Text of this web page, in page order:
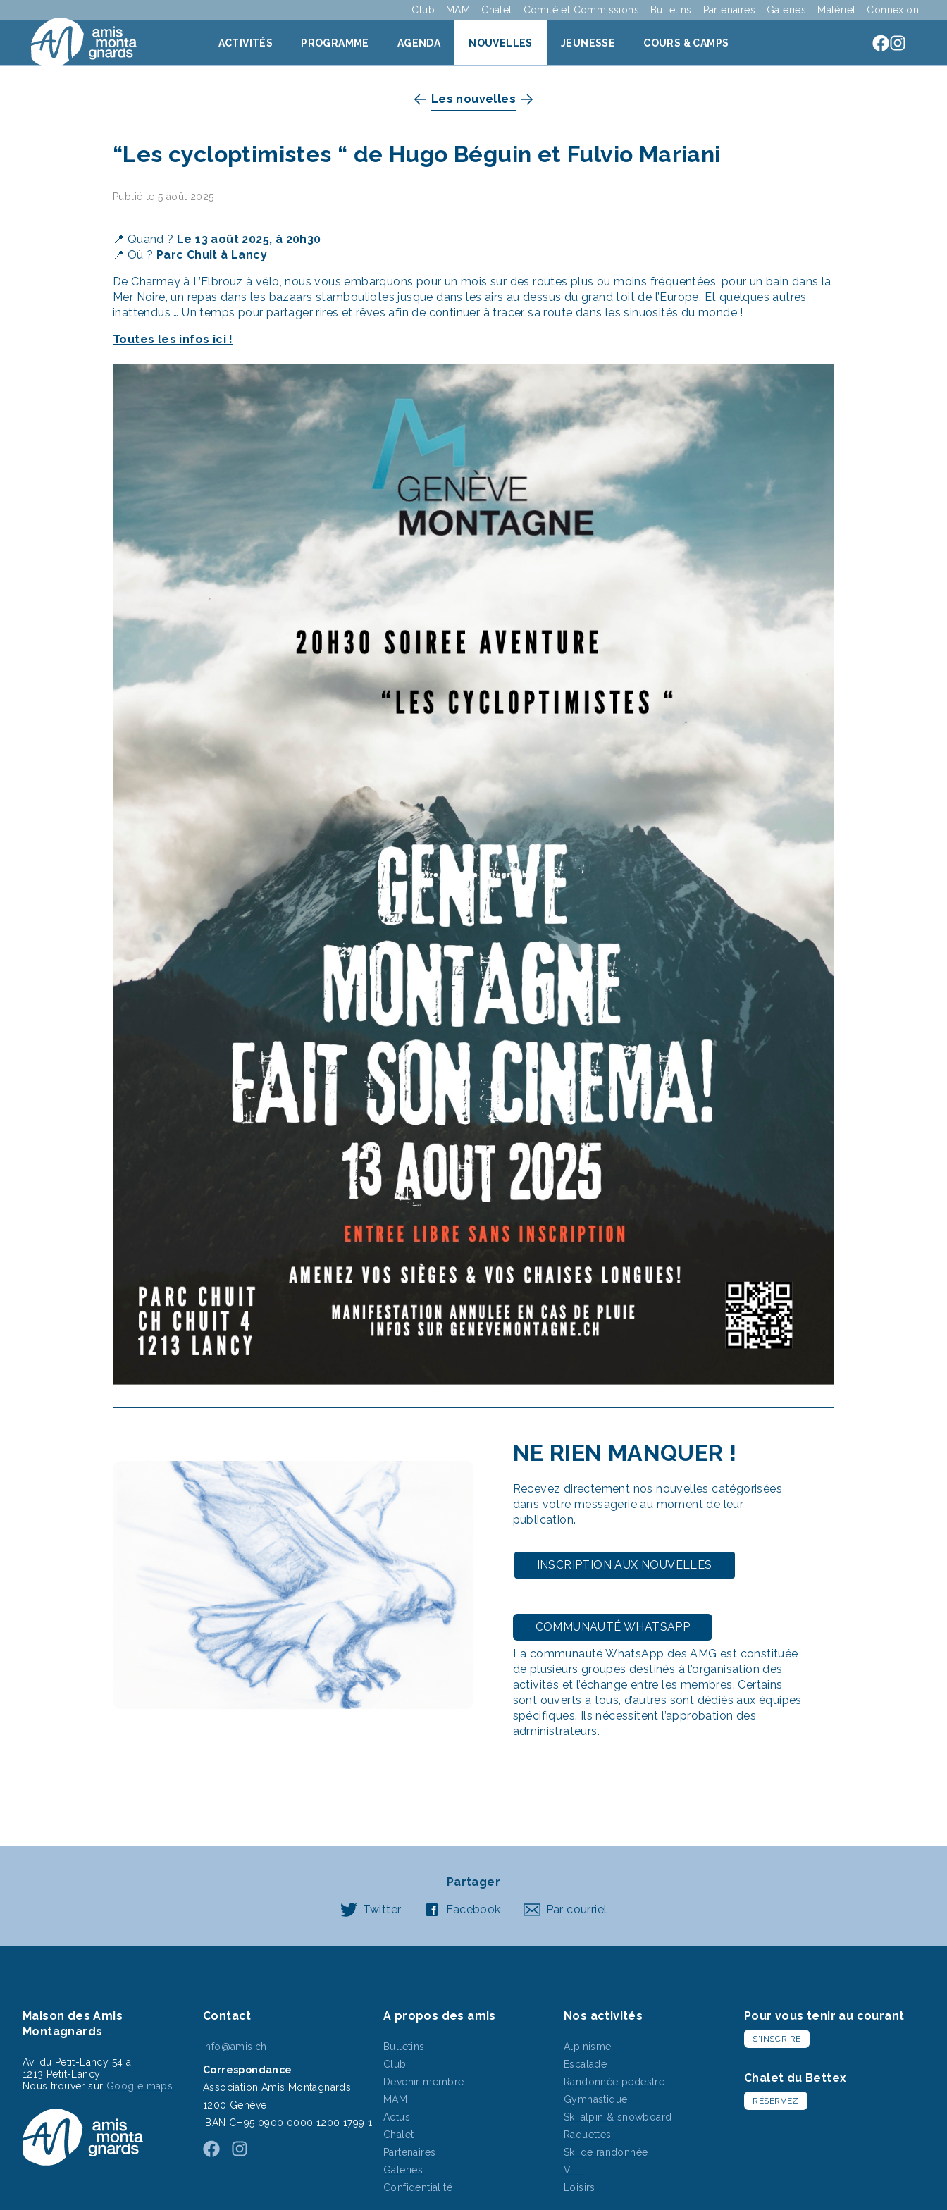
Club MAM Chalet Comité et Commissions Bulletins Partenaires Galeries Matériel Connexion
ACTIVITÉS PROGRAMME AGENDA NOUVELLES JEUNESSE COURS & CAMPS
Les nouvelles
“Les cycloptimistes “ de Hugo Béguin et Fulvio Mariani
Publié le 5 août 2025
📍 Quand ? Le 13 août 2025, à 20h30
📍 Où ? Parc Chuit à Lancy
De Charmey à L’Elbrouz à vélo, nous vous embarquons pour un mois sur des routes plus ou moins fréquentées, pour un bain dans la
Mer Noire, un repas dans les bazaars stambouliotes jusque dans les airs au dessus du grand toit de l’Europe. Et quelques autres
inattendus … Un temps pour partager rires et rêves afin de continuer à tracer sa route dans les sinuosités du monde !
Toutes les infos ici !
NE RIEN MANQUER !
Recevez directement nos nouvelles catégorisées
dans votre messagerie au moment de leur
publication.
INSCRIPTION AUX NOUVELLES
COMMUNAUTÉ WHATSAPP
La communauté WhatsApp des AMG est constituée
de plusieurs groupes destinés à l’organisation des
activités et l’échange entre les membres. Certains
sont ouverts à tous, d’autres sont dédiés aux équipes
spécifiques. Ils nécessitent l’approbation des
administrateurs.
Partager
Twitter Facebook Par courriel
Maison des Amis
Montagnards
Av. du Petit-Lancy 54 a
1213 Petit-Lancy
Nous trouver sur Google maps
Contact
info@amis.ch
Correspondance
Association Amis Montagnards
1200 Genève
IBAN CH95 0900 0000 1200 1799 1
A propos des amis
Bulletins
Club
Devenir membre
MAM
Actus
Chalet
Partenaires
Galeries
Confidentialité
Nos activités
Alpinisme
Escalade
Randonnée pédestre
Gymnastique
Ski alpin & snowboard
Raquettes
Ski de randonnée
VTT
Loisirs
Pour vous tenir au courant
S'INSCRIRE
Chalet du Bettex
RÉSERVEZ